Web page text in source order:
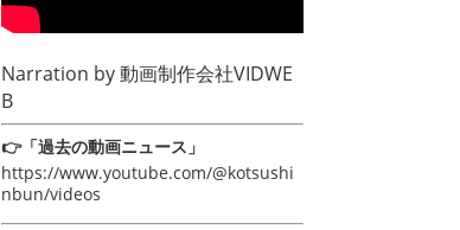
Narration by動画制作会社VIDWE
B
👉「過去の動画ニュース」
https://www.youtube.com/@kotsushi
nbun/videos